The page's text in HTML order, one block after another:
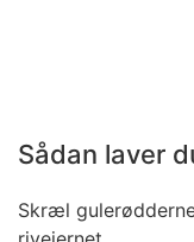
Sådan laver
Skræl